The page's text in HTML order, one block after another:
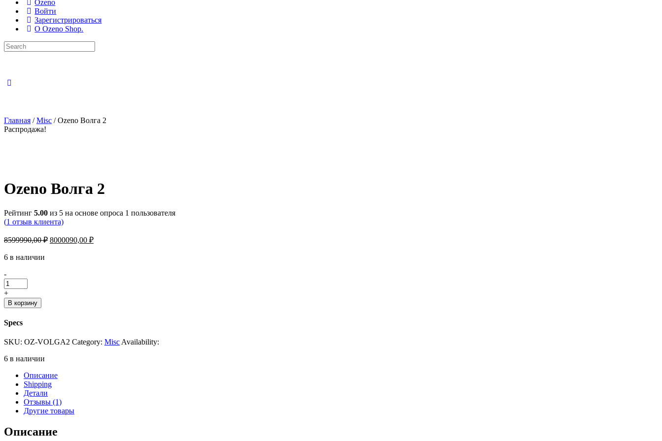
Ozeno
Войти
Зарегистрироваться
О Ozeno Shop.
Search
for:
Главная /Misc / Ozeno Волга 2
Распродажа!
Ozeno Волга 2
Рейтинг 5.00 из 5 на основе опроса 1 пользователя
(1 отзыв клиента)
8599990,00₽ Первоначальная
8000090,00 ₽Текущая
6 в наличии
Ozeno
Волга
2
quantity
-
+
В корзину
Specs
SKU: OZ-VOLGA2 Category: MiscAvailability:
6 в наличии
Описание
Shipping
Детали
Отзывы (1)
Другие товары
Описание